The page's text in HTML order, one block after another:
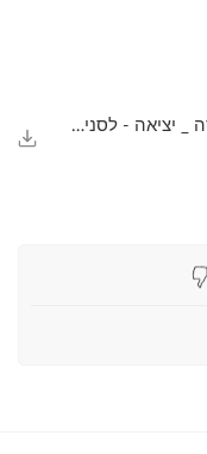
התראה בגין עובד שטרם דיווח כניסה _ יציאה - לסניף.pdf